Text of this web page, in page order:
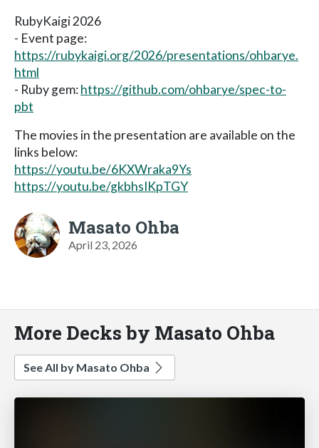
RubyKaigi 2026
- Event page:
https://rubykaigi.org/2026/presentations/ohbarye.
html
- Ruby gem:https://github.com/ohbarye/spec-to-
pbt
The movies in the presentation are available on the
links below:
https://youtu.be/6KXWraka9Ys
https://youtu.be/gkbhsIKpTGY
Masato Ohba
April 23, 2026
More Decks by Masato Ohba
See All by Masato Ohba